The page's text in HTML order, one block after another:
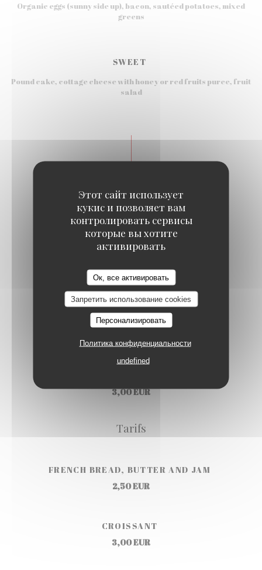
Этот сайт использует
кукис и позволяет вам
контролировать сервисы
которые вы хотите
активировать
Ок, все активировать
Запретить использование cookies
Персонализировать
Политика конфиденциальности
undefined
Organic eggs (sunny side up), bacon, sautéed potatoes, mixed
greens
SWEET
Pound cake, cottage cheese with honey or red fruits puree, fruit
salad
Extra
3,00 EUR
DOUBLE ESPRESSO
3,00 EUR
Tarifs
FRENCH BREAD, BUTTER AND JAM
2,50 EUR
CROISSANT
3,00 EUR
Brasserie les petits Carreaux